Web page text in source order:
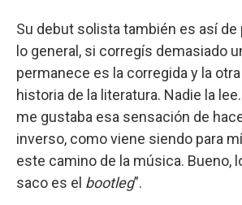
Su debut solista también es así de
lo general, si corregís demasiado
permanece es la corregida y la
historia de la literatura. Nadie la
me gustaba esa sensación de
inverso, como viene siendo para
este camino de la música. Bueno,
saco es el bootleg”.